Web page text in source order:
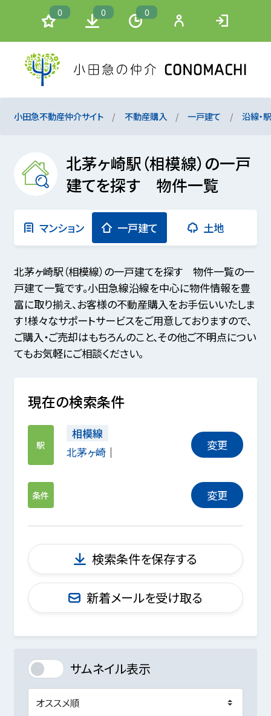
0 0 0
小田急不動産仲介サイト 不動産購入 一戸建て 沿線・
北茅ヶ崎駅（相模線）の一戸
建てを探す 物件一覧
マンション 一戸建て 土地
北茅ヶ崎駅（相模線）の一戸建てを探す 物件一覧の一
戸建て一覧です。小田急線沿線を中心に物件情報を豊
富に取り揃え、お客様の不動産購入をお手伝いいたしま
す！様々なサポートサービスをご用意しておりますので、
ご購入・ご売却はもちろんのこと、その他ご不明点につい
てもお気軽にご相談ください。
現在の検索条件
駅
相模線
北茅ヶ崎
変更
条件 変更
検索条件を保存する
新着メールを受け取る
サムネイル表示